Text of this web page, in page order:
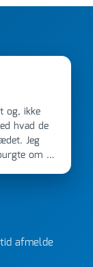
hvad de
Jeg
om de
A/S ikke
Jeg
dagen
og næste
fra Rene
afmelde